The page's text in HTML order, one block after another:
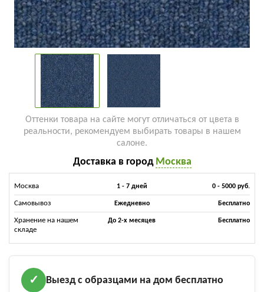
Оттенки товара на сайте могут отличаться от цвета в
реальности, рекомендуем выбирать товары в нашем
салоне.
Доставка в город Москва
Москва 1 - 7 дней 0 - 5000 руб.
Самовывоз Ежедневно Бесплатно
Хранение на нашем
складе
До 2-х месяцев Бесплатно
✓ Выезд с образцами на дом бесплатно